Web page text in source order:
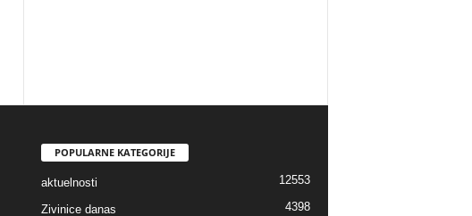
POPULARNE KATEGORIJE
aktuelnosti 12553
Zivinice danas 4398